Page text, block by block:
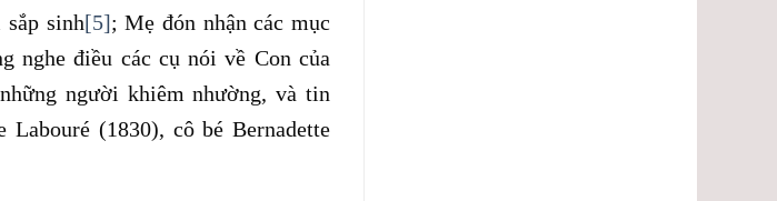
sinh[5]; Mẹ đón nhận các mục
nghe điều các cụ nói về Con của
người khiêm nhường, và tin
(1830), cô bé Bernadette